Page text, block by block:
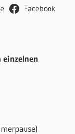
Facebook
einzelnen